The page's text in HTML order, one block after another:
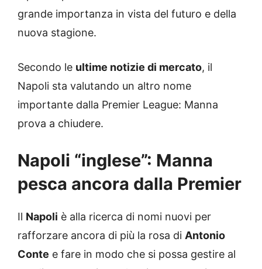
grande importanza in vista del futuro e della
nuova stagione.
Secondo le ultime notizie di mercato, il
Napoli sta valutando un altro nome
importante dalla Premier League: Manna
prova a chiudere.
Napoli “inglese”: Manna
pesca ancora dalla Premier
Il Napoli è alla ricerca di nomi nuovi per
rafforzare ancora di più la rosa di Antonio
Conte e fare in modo che si possa gestire al